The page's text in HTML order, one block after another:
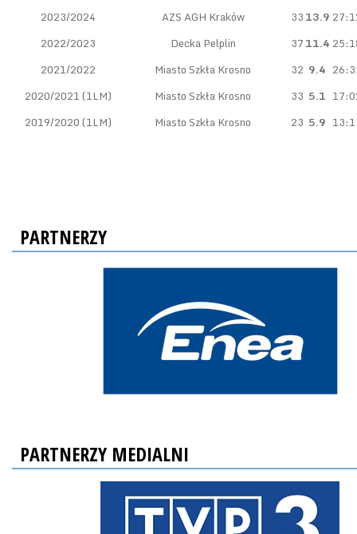
2023/2024
AZS AGH Kraków 3313.9
2022/2023
Decka Pelplin 3711.4
2021/2022
Miasto Szkła Krosno 32 9.4
2020/2021 (1LM)
Miasto Szkła Krosno 33 5.1
2019/2020 (1LM)
Miasto Szkła Krosno 23 5.9
PARTNERZY
PARTNERZY MEDIALNI